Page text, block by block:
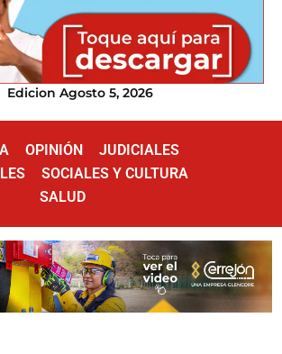
Edicion Agosto 5, 2026
OPINIÓN
JUDICIALES
SOCIALES Y CULTURA
SALUD